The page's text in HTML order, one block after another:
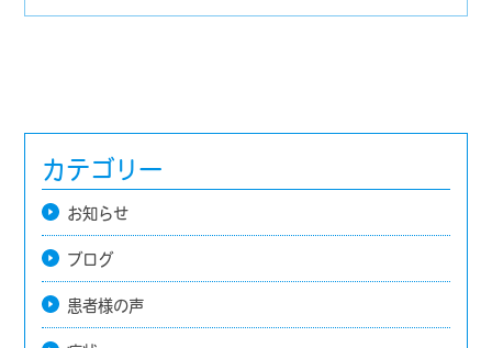
稿
ル
カテゴリー
お知らせ
ブログ
患者様の声